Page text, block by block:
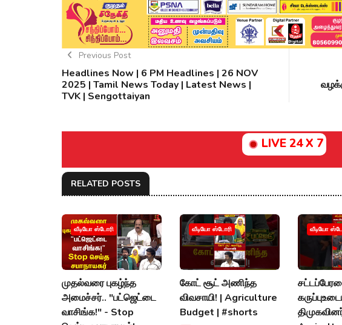
Previous Post
Headlines Now | 6 PM Headlines | 26 NOV
2025 | Tamil News Today | Latest News |
TVK | Sengottaiyan
LIVE 24 X 7
RELATED POSTS
வீடியோ ஸ்டோரி
முதல்வரை புகழ்ந்த
அமைச்சர்.. "பட்ஜெட்டை
வாசிங்க!" - Stop
வீடியோ ஸ்டோரி
கோட் சூட் அணிந்த
விவசாயி! | Agriculture
Budget | #shorts
வீடியோ